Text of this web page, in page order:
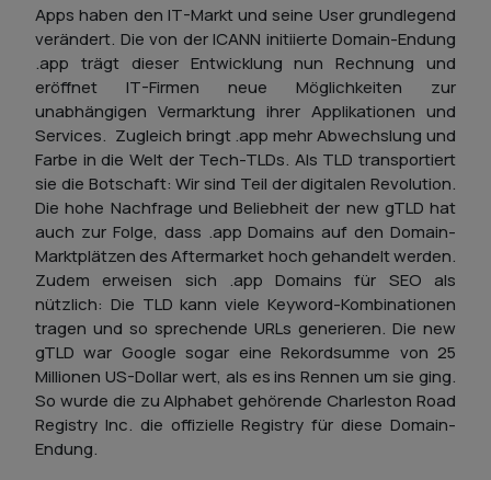
Apps haben den IT-Markt und seine User grundlegend
verändert. Die von der ICANN initiierte Domain-Endung
.app trägt dieser Entwicklung nun Rechnung und
eröffnet IT-Firmen neue Möglichkeiten zur
unabhängigen Vermarktung ihrer Applikationen und
Services. Zugleich bringt .app mehr Abwechslung und
Farbe in die Welt der Tech-TLDs. Als TLD transportiert
sie die Botschaft: Wir sind Teil der digitalen Revolution.
Die hohe Nachfrage und Beliebheit der new gTLD hat
auch zur Folge, dass .app Domains auf den Domain-
Marktplätzen des Aftermarket hoch gehandelt werden.
Zudem erweisen sich .app Domains für SEO als
nützlich: Die TLD kann viele Keyword-Kombinationen
tragen und so sprechende URLs generieren. Die new
gTLD war Google sogar eine Rekordsumme von 25
Millionen US-Dollar wert, als es ins Rennen um sie ging.
So wurde die zu Alphabet gehörende Charleston Road
Registry Inc. die offizielle Registry für diese Domain-
Endung.